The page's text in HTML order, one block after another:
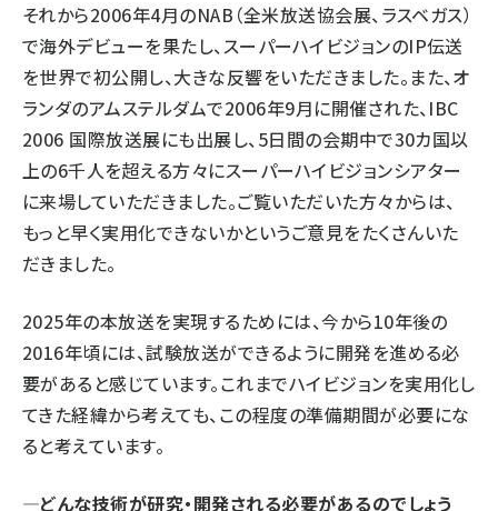
それから2006年4月のNAB（全米放送協会展、ラスベガス）
で海外デビューを果たし、スーパーハイビジョンのIP伝送
を世界で初公開し、大きな反響をいただきました。また、オ
ランダのアムステルダムで2006年9月に開催された、IBC
2006 国際放送展にも出展し、5日間の会期中で30カ国以
上の6千人を超える方々にスーパーハイビジョンシアター
に来場していただきました。ご覧いただいた方々からは、
もっと早く実用化できないかというご意見をたくさんいた
だきました。
2025年の本放送を実現するためには、今から10年後の
2016年頃には、試験放送ができるように開発を進める必
要があると感じています。これまでハイビジョンを実用化し
てきた経緯から考えても、この程度の準備期間が必要にな
ると考えています。
—どんな技術が研究・開発される必要があるのでしょう